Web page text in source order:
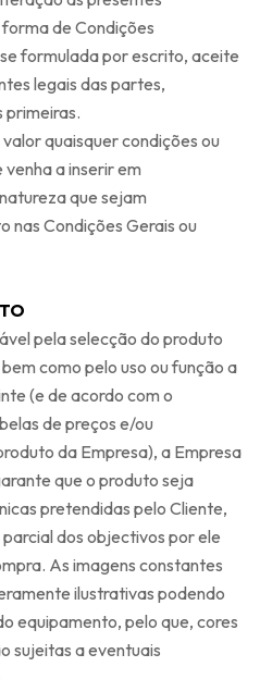
de Condições
formulada por escrito, aceite
legais das partes,
primeiras.
valor quaisquer condições ou
a inserir em
que sejam
nas Condições Gerais ou
pela selecção do produto
como pelo uso ou função a
(e de acordo com o
de preços e/ou
da Empresa), a Empresa
que o produto seja
pretendidas pelo Cliente,
dos objectivos por ele
As imagens constantes
ilustrativas podendo
equipamento, pelo que, cores
sujeitas a eventuais